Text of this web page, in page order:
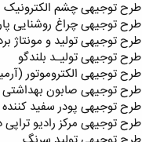
طرح توجیهی چشم الکترونیک
طرح توجیهی چراغ روشنایی
طرح توجیهی تولید و مونتاژ
طرح توجيهی توليـد بلندگو
طرح توجیهی الکتروموتور
طرح توجیهی صابون بهداشتی
طرح توجيهی پودر سفيد كننده
طرح توجيهی مركز راديو